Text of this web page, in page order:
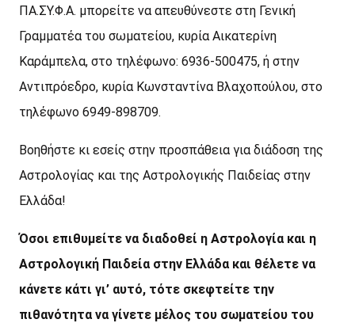
ΠΑ.ΣΥ.Φ.Α. μπορείτε να απευθύνεστε στη Γενική
Γραμματέα του σωματείου, κυρία Αικατερίνη
Καράμπελα, στο τηλέφωνο: 6936-500475, ή στην
Αντιπρόεδρο, κυρία Κωνσταντίνα Βλαχοπούλου, στο
τηλέφωνο 6949-898709.
Βοηθήστε κι εσείς στην προσπάθεια για διάδοση της
Αστρολογίας και της Αστρολογικής Παιδείας στην
Ελλάδα!
Όσοι επιθυμείτε να διαδοθεί η Αστρολογία και η
Αστρολογική Παιδεία στην Ελλάδα και θέλετε να
κάνετε κάτι γι’ αυτό, τότε σκεφτείτε την
πιθανότητα να γίνετε μέλος του σωματείου του